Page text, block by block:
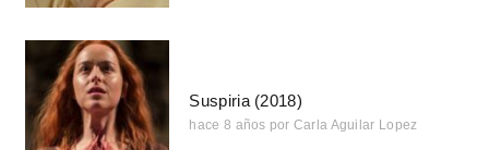
Suspiria (2018)
hace 8 años por Carla Aguilar Lopez